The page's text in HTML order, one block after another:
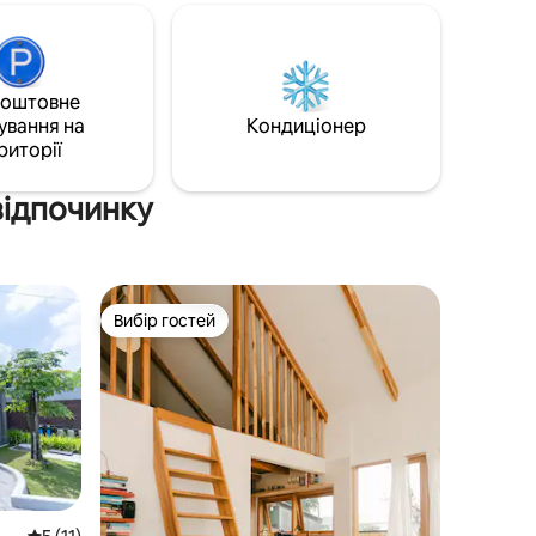
та
є
й
нашого сусіднього ресторану Blue
Steps. Villa Blue Steps - це виняткове
місце, де можна провести час разом із
сім 'єю чи романтичними днями!
на
Кондиціонер
Вибір гостей
Вибір гостей